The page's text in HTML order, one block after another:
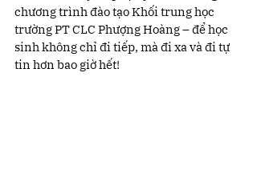
chương trình đào tạo Khối trung học
trường PT CLC Phượng Hoàng – để học
sinh không chỉ đi tiếp, mà đi xa và đi tự
tin hơn bao giờ hết!